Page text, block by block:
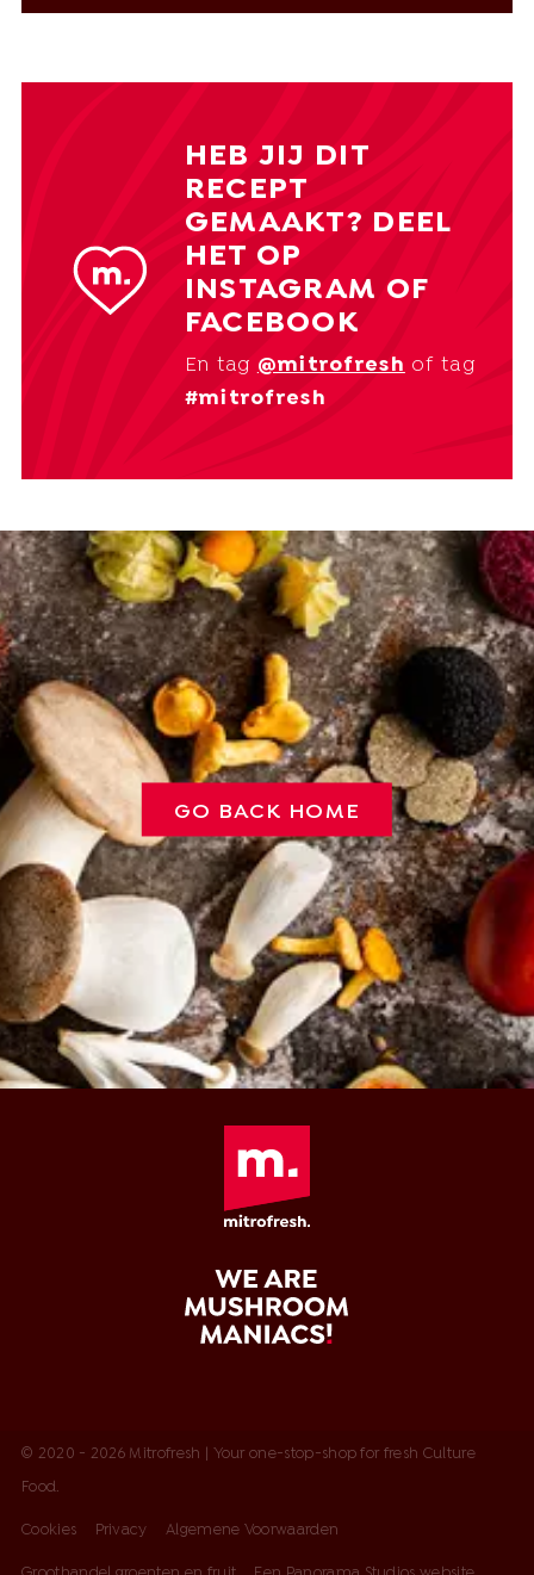
HEB JIJ DIT
RECEPT
GEMAAKT? DEEL
HET OP
INSTAGRAM OF
FACEBOOK
En tag @mitrofresh of tag
#mitrofresh
GO BACK HOME
© 2020 - 2026 Mitrofresh | Your one-stop-shop for fresh Culture
Food.
Cookies Privacy Algemene Voorwaarden